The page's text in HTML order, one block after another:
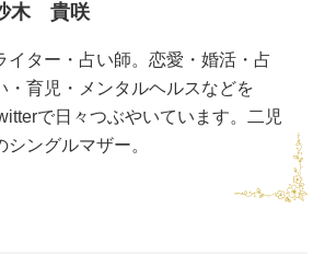
木 貴咲
イター・占い師。恋愛・婚活・占
・育児・メンタルヘルスなどを
で日々つぶやいています。二児
シングルマザー。